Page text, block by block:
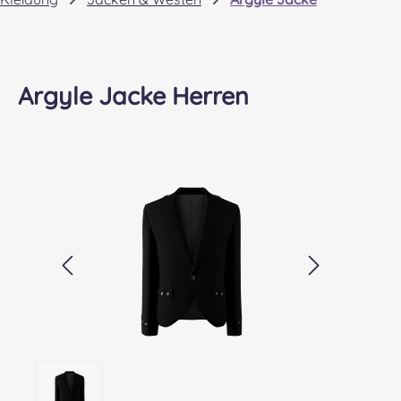
Argyle Jacke Herren